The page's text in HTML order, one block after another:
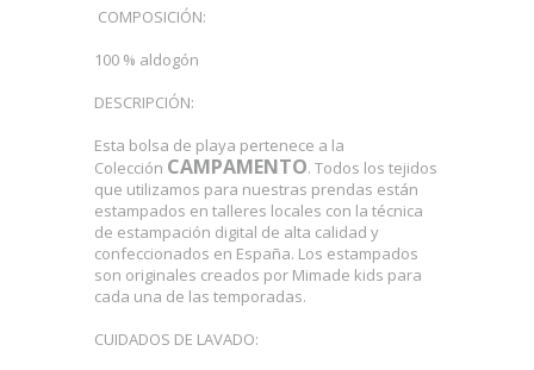
COMPOSICIÓN:
100 % aldogón
DESCRIPCIÓN:
Esta bolsa de playa pertenece a la
Colección CAMPAMENTO. Todos los tejidos
que utilizamos para nuestras prendas están
estampados en talleres locales con la técnica
de estampación digital de alta calidad y
confeccionados en España. Los estampados
son originales creados por Mimade kids para
cada una de las temporadas.
CUIDADOS DE LAVADO: